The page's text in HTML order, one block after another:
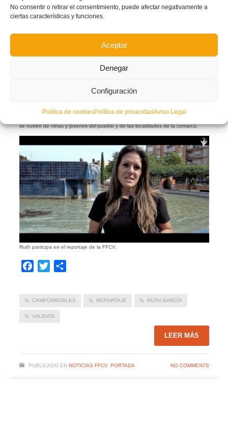
No consentir o retirar el consentimiento, puede afectar negativamente a
ciertas características y funciones.
Aceptar
Denegar
Configuración
Política de cookiesPolítica de privacidadAviso Legal
El 8 de octubre de 1995 se constituyó el CD Camporrobles femenino, en una
Actualmente, el club cuenta con 50 jugadoras repartidas en tres equipos, que
se nutren de niñas y jóvenes del pueblo y de las localidades de la comarca.
Ruth participa en el reportaje de la FFCV.
Facebook
Twitter
CAMPORROBLES REPORTAJE RUTH GARCÍA
VALENTA
LEER MÁS
PUBLICADO EN NOTICIAS FFCV, PORTADA NO COMMENTS